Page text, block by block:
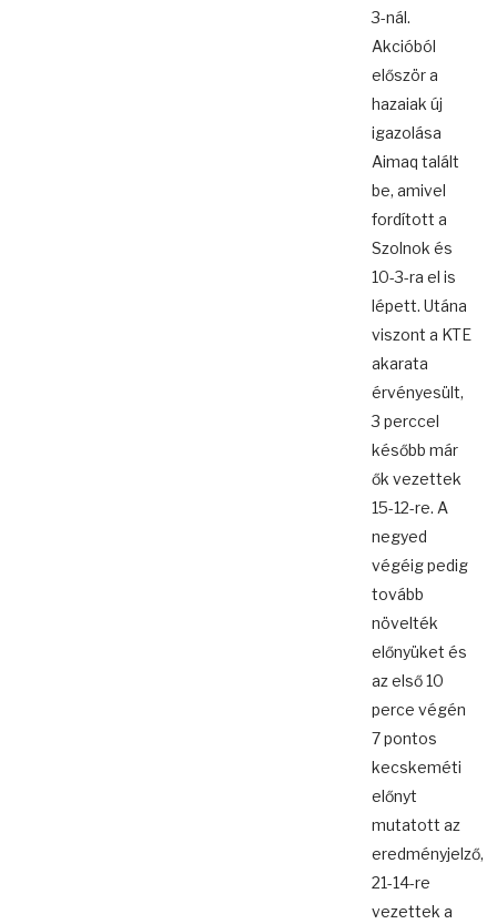
3-nál.
Akcióból
először a
hazaiak új
igazolása
Aimaq talált
be, amivel
fordított a
Szolnok és
10-3-ra el is
lépett. Utána
viszont a KTE
akarata
érvényesült,
3 perccel
később már
ők vezettek
15-12-re. A
negyed
végéig pedig
tovább
növelték
előnyüket és
az első 10
perce végén
7 pontos
kecskeméti
előnyt
mutatott az
eredményjelző,
21-14-re
vezettek a